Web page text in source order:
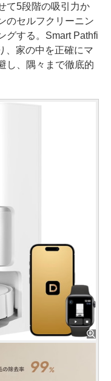
て5段階の吸引力か
のセルフクリーニン
グする。Smart Pathfi
、家の中を正確にマ
し、隅々まで徹底的